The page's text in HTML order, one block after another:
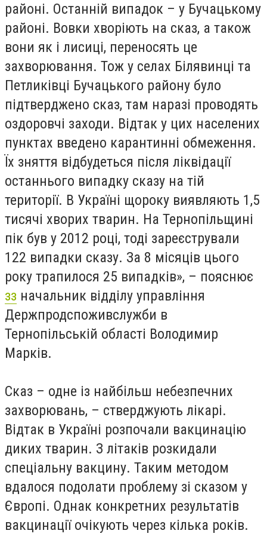
районі. Останній випадок – у Бучацькому
районі. Вовки хворіють на сказ, а також
вони як і лисиці, переносять це
захворювання. Тож у селах Білявинці та
Петликівці Бучацького району було
підтверджено сказ, там наразі проводять
оздоровчі заходи. Відтак у цих населених
пунктах введено карантинні обмеження.
Їх зняття відбудеться після ліквідації
останнього випадку сказу на тій
території. В Україні щороку виявляють 1,5
тисячі хворих тварин. На Тернопільщині
пік був у 2012 році, тоді зареєстрували
122 випадки сказу. За 8 місяців цього
року трапилося 25 випадків», – пояснює
зз начальник відділу управління
Держпродспоживслужби в
Тернопільській області Володимир
Марків.
Сказ – одне із найбільш небезпечних
захворювань, – стверджують лікарі.
Відтак в Україні розпочали вакцинацію
диких тварин. З літаків розкидали
спеціальну вакцину. Таким методом
вдалося подолати проблему зі сказом у
Європі. Однак конкретних результатів
вакцинації очікують через кілька років.